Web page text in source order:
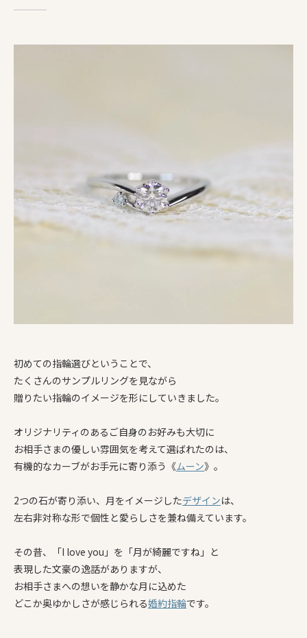
初めての指輪選びということで、
たくさんのサンプルリングを見ながら
贈りたい指輪のイメージを形にしていきました。
オリジナリティのあるご自身のお好みも大切に
お相手さまの優しい雰囲気を考えて選ばれたのは、
有機的なカーブがお手元に寄り添う《ムーン》。
2つの石が寄り添い、月をイメージしたデザインは、
左右非対称な形で個性と愛らしさを兼ね備えています。
その昔、「I love you」を「月が綺麗ですね」と
表現した文豪の逸話がありますが、
お相手さまへの想いを静かな月に込めた
どこか奥ゆかしさが感じられる婚約指輪です。